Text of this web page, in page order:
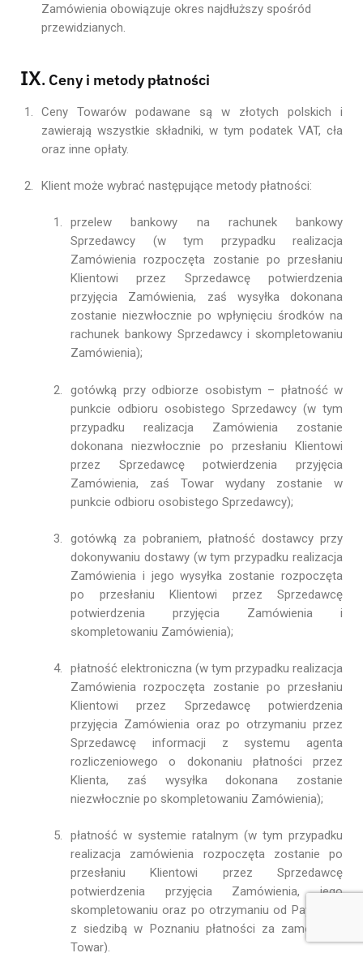
Zamówienia obowiązuje okres najdłuższy spośród
przewidzianych.
IX. Ceny i metody płatności
Ceny Towarów podawane są w złotych polskich i
zawierają wszystkie składniki, w tym podatek VAT, cła
oraz inne opłaty.
Klient może wybrać następujące metody płatności:
przelew bankowy na rachunek bankowy
Sprzedawcy (w tym przypadku realizacja
Zamówienia rozpoczęta zostanie po przesłaniu
Klientowi przez Sprzedawcę potwierdzenia
przyjęcia Zamówienia, zaś wysyłka dokonana
zostanie niezwłocznie po wpłynięciu środków na
rachunek bankowy Sprzedawcy i skompletowaniu
Zamówienia);
gotówką przy odbiorze osobistym – płatność w
punkcie odbioru osobistego Sprzedawcy (w tym
przypadku realizacja Zamówienia zostanie
dokonana niezwłocznie po przesłaniu Klientowi
przez Sprzedawcę potwierdzenia przyjęcia
Zamówienia, zaś Towar wydany zostanie w
punkcie odbioru osobistego Sprzedawcy);
gotówką za pobraniem, płatność dostawcy przy
dokonywaniu dostawy (w tym przypadku realizacja
Zamówienia i jego wysyłka zostanie rozpoczęta
po przesłaniu Klientowi przez Sprzedawcę
potwierdzenia przyjęcia Zamówienia i
skompletowaniu Zamówienia);
płatność elektroniczna (w tym przypadku realizacja
Zamówienia rozpoczęta zostanie po przesłaniu
Klientowi przez Sprzedawcę potwierdzenia
przyjęcia Zamówienia oraz po otrzymaniu przez
Sprzedawcę informacji z systemu agenta
rozliczeniowego o dokonaniu płatności przez
Klienta, zaś wysyłka dokonana zostanie
niezwłocznie po skompletowaniu Zamówienia);
płatność w systemie ratalnym (w tym przypadku
realizacja zamówienia rozpoczęta zostanie po
przesłaniu Klientowi przez Sprzedawcę
potwierdzenia przyjęcia Zamówienia, jego
skompletowaniu oraz po otrzymaniu od PayU S.A.
z siedzibą w Poznaniu płatności za zamówiony
Towar).